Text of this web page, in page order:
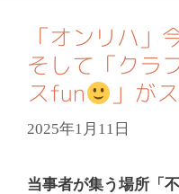
ー
「オンリハ」
そして「クラ
スfun
」が
2025年1月11日
当事者が集う場所「